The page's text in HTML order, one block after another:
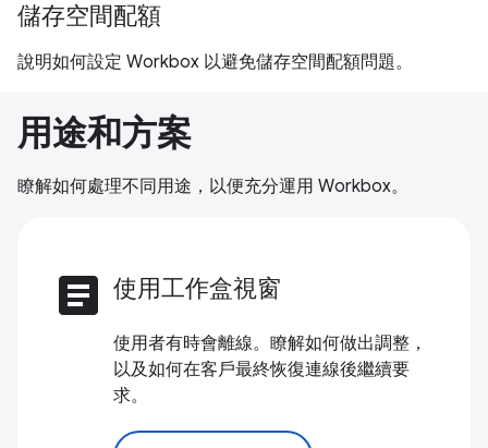
儲存空間配額
說明如何設定 Workbox 以避免儲存空間配額問題。
用途和方案
瞭解如何處理不同用途，以便充分運用 Workbox。
article 使用工作盒視窗
使用者有時會離線。瞭解如何做出調整，
以及如何在客戶最終恢復連線後繼續要
求。